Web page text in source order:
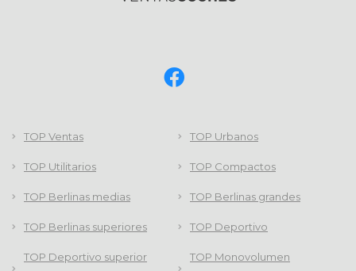
TOP Ventas TOP Urbanos
TOP Utilitarios TOP Compactos
TOP Berlinas medias TOP Berlinas grandes
TOP Berlinas superiores TOP Deportivo
TOP Deportivo superior
TOP Monovolumen